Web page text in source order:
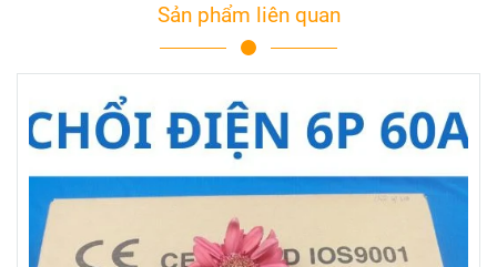
Sản phẩm liên quan